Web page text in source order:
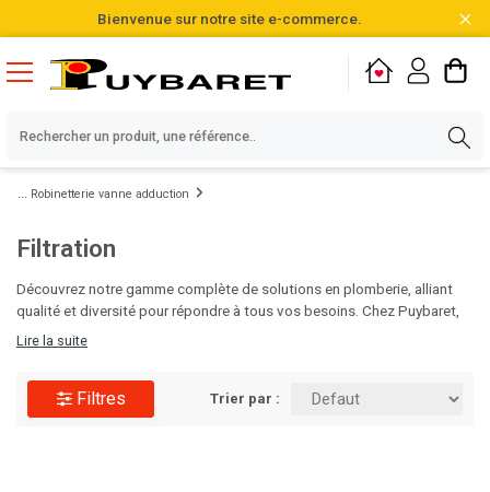
Bienvenue sur notre site e-commerce.
Robinetterie vanne adduction
Filtration
Découvrez notre gamme complète de solutions en plomberie, alliant
qualité et diversité pour répondre à tous vos besoins. Chez Puybaret,
nous sommes fiers de vous proposer des produits soigneusement
choix de l'excellence !
Lire la suite
Filtres Trier par :